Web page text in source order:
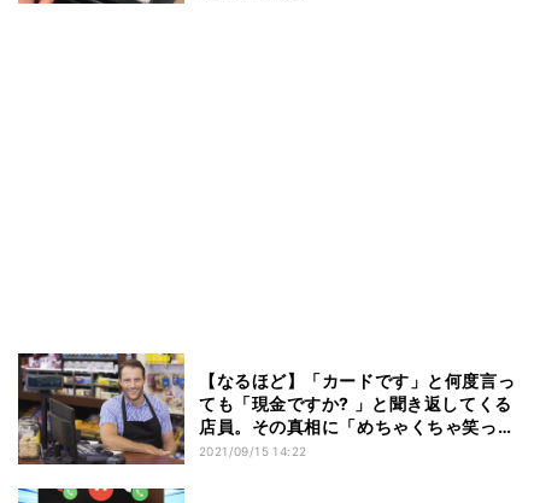
【なるほど】「カードです」と何度言っ
ても「現金ですか? 」と聞き返してくる
店員。その真相に「めちゃくちゃ笑っ
た」「普通レジで聞かれない(笑)」の声
2021/09/15 14:22